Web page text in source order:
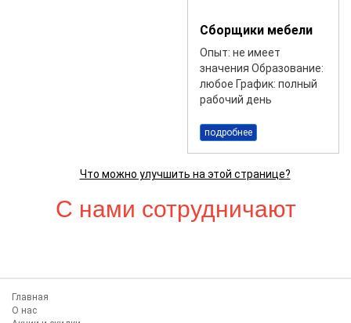
Сборщики мебели
Опыт: не имеет
значения Образование:
любое График: полный
рабочий день
подробнее
Что можно улучшить на этой странице?
С нами сотрудничают
Главная
О нас